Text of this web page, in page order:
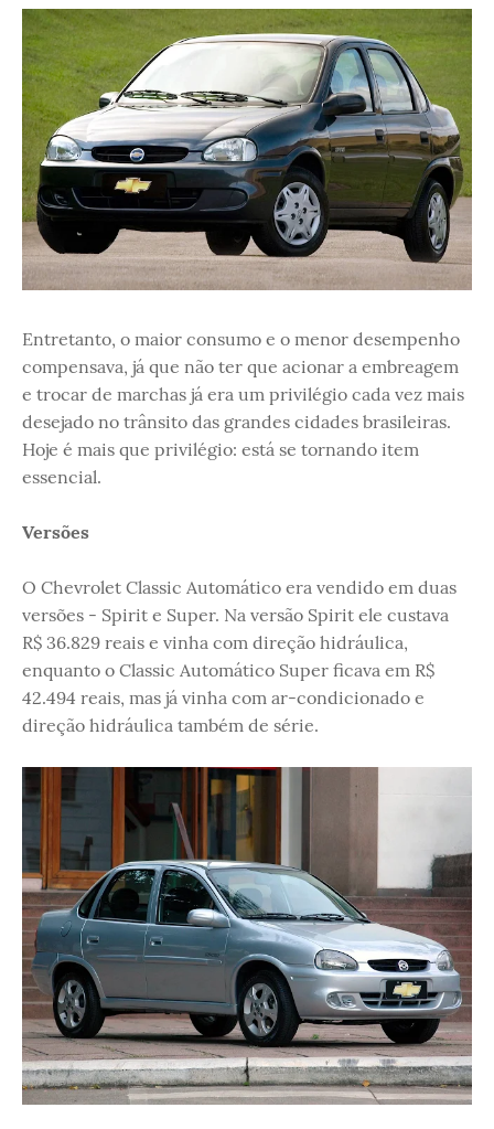
Entretanto, o maior consumo e o menor desempenho
compensava, já que não ter que acionar a embreagem
e trocar de marchas já era um privilégio cada vez mais
desejado no trânsito das grandes cidades brasileiras.
Hoje é mais que privilégio: está se tornando item
essencial.
Versões
O Chevrolet Classic Automático era vendido em duas
versões - Spirit e Super. Na versão Spirit ele custava
R$ 36.829 reais e vinha com direção hidráulica,
enquanto o Classic Automático Super ficava em R$
42.494 reais, mas já vinha com ar-condicionado e
direção hidráulica também de série.